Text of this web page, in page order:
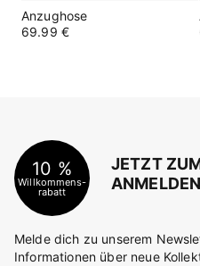
Anzughose
69.99 €
10 %
Willkommens-
rabatt
JETZT
ANMELDEN
Melde dich zu unserem
Informationen über neue